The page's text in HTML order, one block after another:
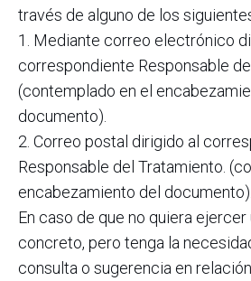
través de alguno de los
1. Mediante correo electrónico
correspondiente Responsable
(contemplado en el
documento).
2. Correo postal dirigido al
Responsable del Tratamiento.
encabezamiento del documento).
En caso de que no quiera
concreto, pero tenga la
consulta o sugerencia en